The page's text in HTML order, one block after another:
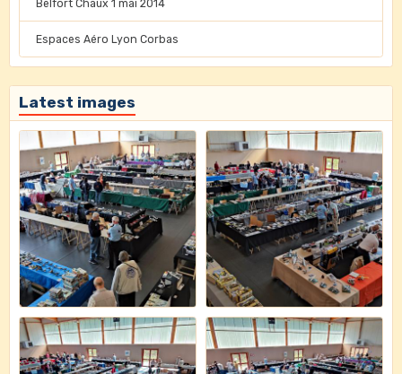
Belfort Chaux 1 mai 2014
Espaces Aéro Lyon Corbas
Latest images